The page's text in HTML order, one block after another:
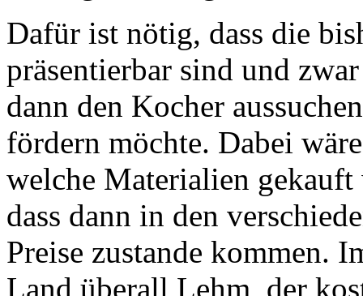
Dafür ist nötig, dass die
präsentierbar sind und
dann den Kocher
fördern möchte. Dabei
welche Materialien gekauft
dass dann in den
Preise zustande kommen.
Land überall Lehm, der